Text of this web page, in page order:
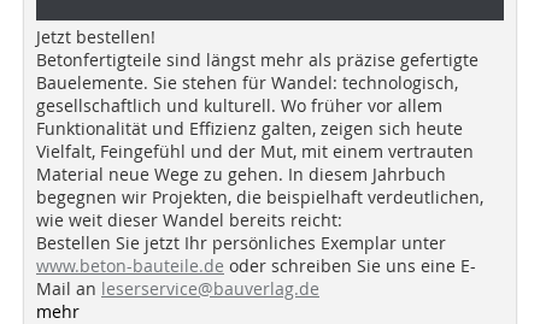
Jetzt bestellen!
Betonfertigteile sind längst mehr als präzise gefertigte
Bauelemente. Sie stehen für Wandel: technologisch,
gesellschaftlich und kulturell. Wo früher vor allem
Funktionalität und Effizienz galten, zeigen sich heute
Vielfalt, Feingefühl und der Mut, mit einem vertrauten
Material neue Wege zu gehen. In diesem Jahrbuch
begegnen wir Projekten, die beispielhaft verdeutlichen,
wie weit dieser Wandel bereits reicht:
Bestellen Sie jetzt Ihr persönliches Exemplar unter
www.beton-bauteile.de oder schreiben Sie uns eine E-
Mail an leserservice@bauverlag.de
mehr